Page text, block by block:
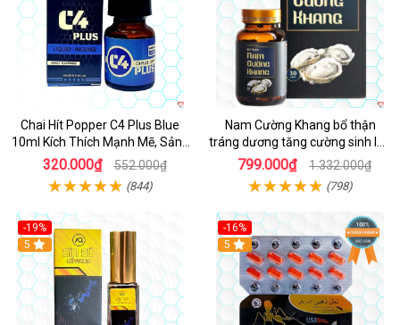
Chai Hít Popper C4 Plus Blue
10ml Kích Thích Mạnh Mẽ, Sảng
Khoái
320.000₫ 552.000₫
(844)
Nam Cường Khang bổ thận
tráng dương tăng cường sinh lực
nam
799.000₫ 1.332.000₫
(798)
-19%
5
-16%
5